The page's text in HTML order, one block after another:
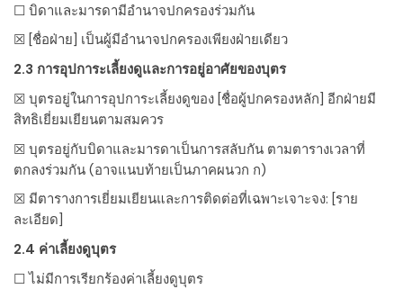
☐ บิดาและมารดามีอำนาจปกครองร่วมกัน
☒ [ชื่อฝ่าย] เป็นผู้มีอำนาจปกครองเพียงฝ่ายเดียว
2.3 การอุปการะเลี้ยงดูและการอยู่อาศัยของบุตร
☒ บุตรอยู่ในการอุปการะเลี้ยงดูของ [ชื่อผู้ปกครองหลัก] อีกฝ่ายมี
สิทธิเยี่ยมเยียนตามสมควร
☒ บุตรอยู่กับบิดาและมารดาเป็นการสลับกัน ตามตารางเวลาที่
ตกลงร่วมกัน (อาจแนบท้ายเป็นภาคผนวก ก)
☒ มีตารางการเยี่ยมเยียนและการติดต่อที่เฉพาะเจาะจง: [ราย
ละเอียด]
2.4 ค่าเลี้ยงดูบุตร
☐ ไม่มีการเรียกร้องค่าเลี้ยงดูบุตร